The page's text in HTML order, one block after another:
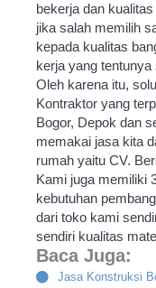
bekerja dan
jika salah memilih
kepada kualitas
kerja yang
Oleh karena itu,
Kontraktor yang
Bogor, Depok dan
memakai jasa kita
rumah yaitu CV.
Kami juga memiliki
kebutuhan
dari toko kami
sendiri kualitas
Baca Juga:
Jasa Konstruksi